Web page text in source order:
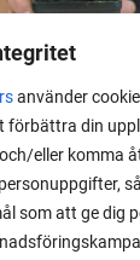
använder
din
eller komma
som att ge dig
2024
gödsla